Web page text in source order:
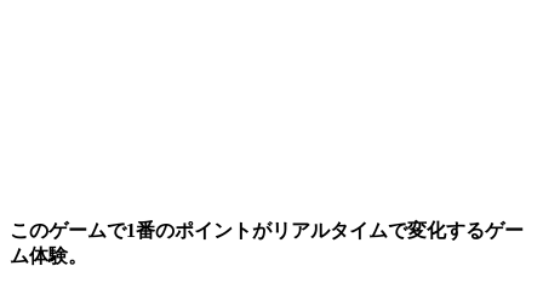
このゲームで1番のポイントがリアルタイムで変化するゲー
ム体験。